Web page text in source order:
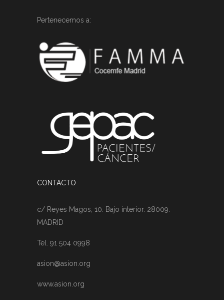
Pertenecemos a:
CONTACTO
c/ Reyes Magos, 10. Bajo interior. 28009.
MADRID
Tel. 91 504 0998
asion@asion.org
www.asion.org